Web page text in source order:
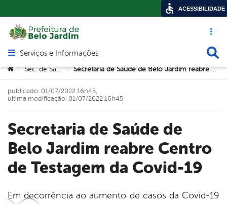
Acesso
Abrir menu principal de navegação
Serviços e Informações
Você está aqui:
> Sec. de Saúde > Secretaria de Saúde de Belo Jardim reabre Centro de Testagem da Covid-19
Secretaria de Saúde de
Belo Jardim reabre Centro
de Testagem da Covid-19
publicado: 01/07/2022 16h45,
última modificação: 01/07/2022 16h45
Em decorrência ao aumento de casos da Covid-19
ACESSIBILIDADE